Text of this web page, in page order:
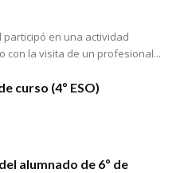
participó en una actividad
con la visita de un profesional...
curso (4º ESO)
alumnado de 6º de